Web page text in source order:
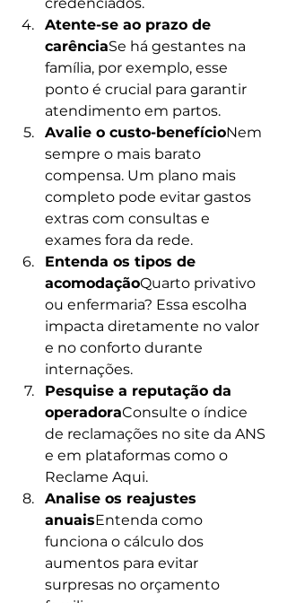
credenciados.
Atente-se ao prazo de
carênciaSe há gestantes na
família, por exemplo, esse
ponto é crucial para garantir
atendimento em partos.
Avalie o custo-benefícioNem
sempre o mais barato
compensa. Um plano mais
completo pode evitar gastos
extras com consultas e
exames fora da rede.
Entenda os tipos de
acomodaçãoQuarto privativo
ou enfermaria? Essa escolha
impacta diretamente no valor
e no conforto durante
internações.
Pesquise a reputação da
operadoraConsulte o índice
de reclamações no site da ANS
e em plataformas como o
Reclame Aqui.
Analise os reajustes
anuaisEntenda como
funciona o cálculo dos
aumentos para evitar
surpresas no orçamento